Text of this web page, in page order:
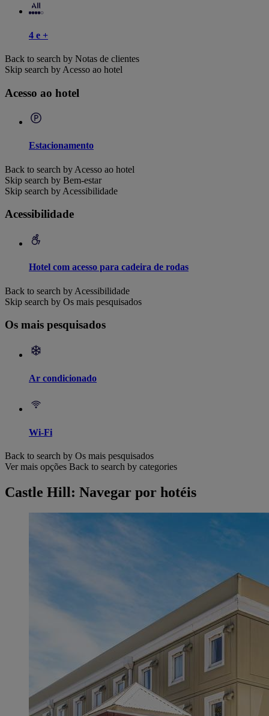
4 e +
Back to search by Notas de clientes
Skip search by Acesso ao hotel
Acesso ao hotel
Estacionamento
Back to search by Acesso ao hotel
Skip search by Bem-estar
Skip search by Acessibilidade
Acessibilidade
Hotel com acesso para cadeira de rodas
Back to search by Acessibilidade
Skip search by Os mais pesquisados
Os mais pesquisados
Ar condicionado
Wi-Fi
Back to search by Os mais pesquisados
Ver mais opções Back to search by categories
Castle Hill: Navegar por hotéis